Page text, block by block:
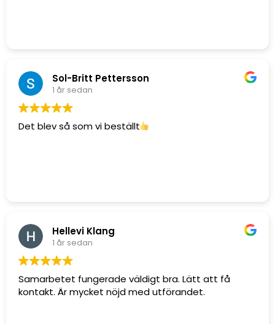
Sol-Britt Pettersson
1 år sedan
Det blev så som vi beställt
Hellevi Klang
1 år sedan
Samarbetet fungerade väldigt bra. Lätt att få
kontakt. Är mycket nöjd med utförandet.